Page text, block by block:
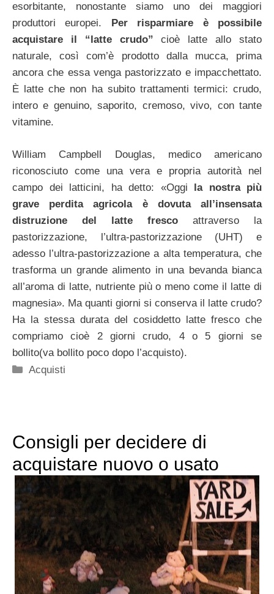
esorbitante, nonostante siamo uno dei maggiori
produttori europei. Per risparmiare è possibile
acquistare il “latte crudo” cioè latte allo stato
naturale, così com’è prodotto dalla mucca, prima
ancora che essa venga pastorizzato e impacchettato.
È latte che non ha subito trattamenti termici: crudo,
intero e genuino, saporito, cremoso, vivo, con tante
vitamine.
William Campbell Douglas, medico americano
riconosciuto come una vera e propria autorità nel
campo dei latticini, ha detto: «Oggi la nostra più
grave perdita agricola è dovuta all’insensata
distruzione del latte fresco attraverso la
pastorizzazione, l’ultra-pastorizzazione (UHT) e
adesso l’ultra-pastorizzazione a alta temperatura, che
trasforma un grande alimento in una bevanda bianca
all’aroma di latte, nutriente più o meno come il latte di
magnesia». Ma quanti giorni si conserva il latte crudo?
Ha la stessa durata del cosiddetto latte fresco che
compriamo cioè 2 giorni crudo, 4 o 5 giorni se
bollito(va bollito poco dopo l’acquisto).
Categorie
Acquisti
Consigli per decidere di
acquistare nuovo o usato